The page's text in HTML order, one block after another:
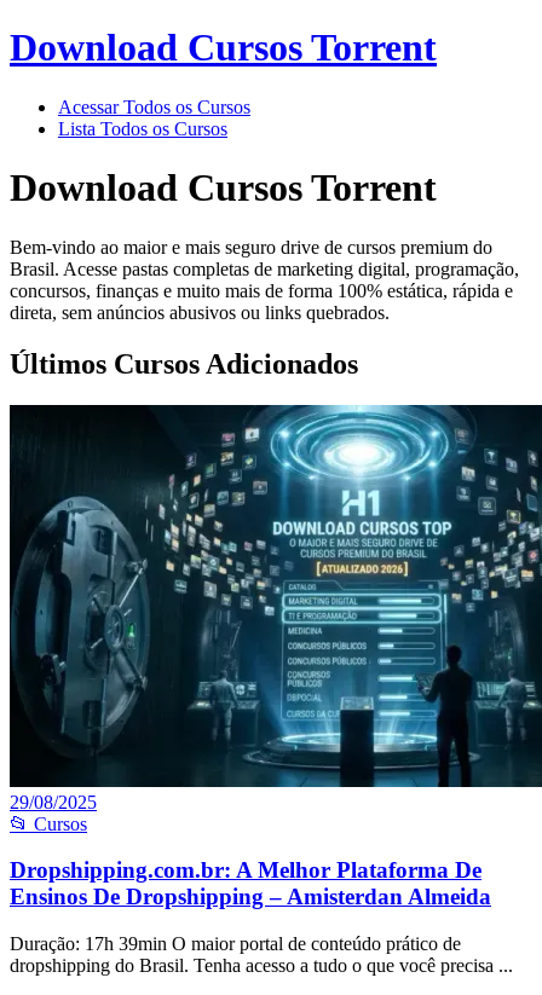
Download Cursos Torrent
Acessar Todos os Cursos
Lista Todos os Cursos
Download Cursos Torrent
Bem-vindo ao maior e mais seguro drive de cursos premium do
Brasil. Acesse pastas completas de marketing digital, programação,
concursos, finanças e muito mais de forma 100% estática, rápida e
direta, sem anúncios abusivos ou links quebrados.
Últimos Cursos Adicionados
29/08/2025
📂 Cursos
Dropshipping.com.br: A Melhor Plataforma De
Ensinos De Dropshipping – Amisterdan Almeida
Duração: 17h 39min O maior portal de conteúdo prático de
dropshipping do Brasil. Tenha acesso a tudo o que você precisa ...